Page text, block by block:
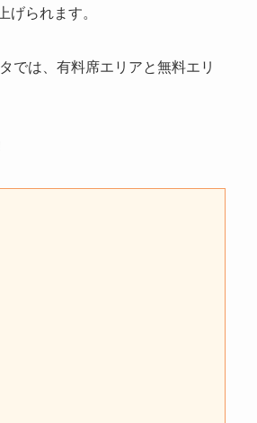
られます。
では、有料席エリアと無料エリ